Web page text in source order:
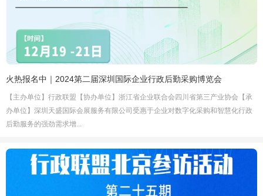
火热报名中｜2024第二届深圳国际企业行政后勤采购博览会
【主办单位】行政联盟【协办单位】浙江省企业联合会四川省第三产业协会【承
办单位】深圳天盛国际会展服务有限公司受惠于企业对数字化采购和智慧化行政
后勤服务的强劲需求增...